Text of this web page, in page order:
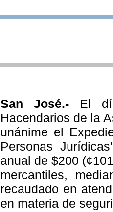
San José.- El
Hacendarios de la
unánime el
Personas
anual de $200
mercantiles,
recaudado en
en materia de